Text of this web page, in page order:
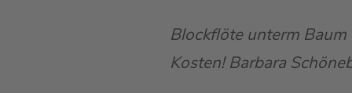
Blockflöte unterm
Kosten! Barbara